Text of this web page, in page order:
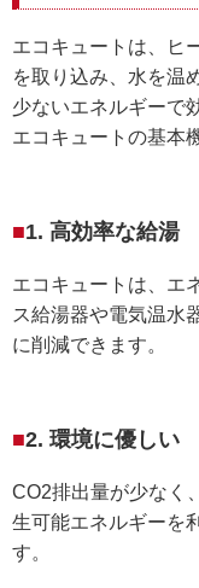
エコキュートは、ヒ
を取り込み、水を温
少ないエネルギーで
エコキュートの基本
1. 高効率な給湯
エコキュートは、エ
ス給湯器や電気温水
に削減できます。
2. 環境に優しい
CO2排出量が少なく
生可能エネルギーを
す。